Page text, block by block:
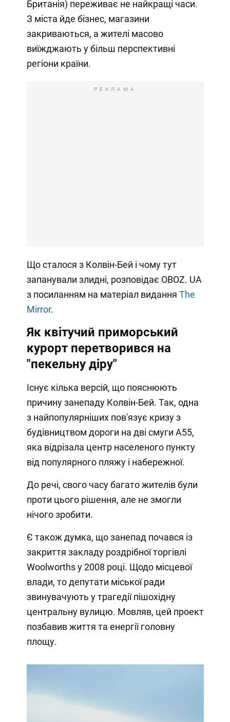
Британія) переживає не найкращі часи.
З міста йде бізнес, магазини
закриваються, а жителі масово
виїжджають у більш перспективні
регіони країни.
РЕКЛАМА
Що сталося з Колвін-Бей і чому тут
запанували злидні, розповідає OBOZ. UA
з посиланням на матеріал видання The
Mirror.
Як квітучий приморський
курорт перетворився на
"пекельну діру"
Існує кілька версій, що пояснюють
причину занепаду Колвін-Бей. Так, одна
з найпопулярніших пов'язує кризу з
будівництвом дороги на дві смуги А55,
яка відрізала центр населеного пункту
від популярного пляжу і набережної.
До речі, свого часу багато жителів були
проти цього рішення, але не змогли
нічого зробити.
Є також думка, що занепад почався із
закриття закладу роздрібної торгівлі
Woolworths у 2008 році. Щодо місцевої
влади, то депутати міської ради
звинувачують у трагедії пішохідну
центральну вулицю. Мовляв, цей проект
позбавив життя та енергії головну
площу.